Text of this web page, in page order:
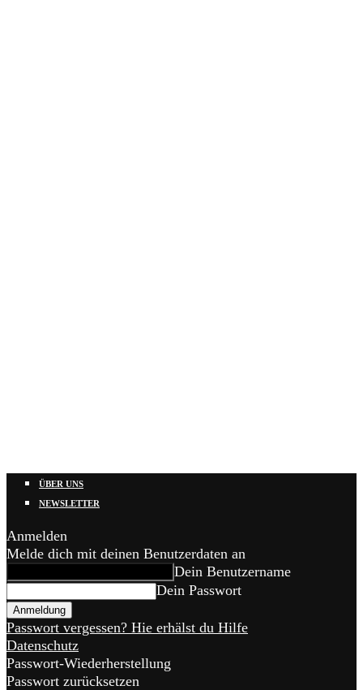
ÜBER UNS
NEWSLETTER
Anmelden
Melde dich mit deinen Benutzerdaten an
Dein Benutzername
Dein Passwort
Passwort vergessen? Hie erhälst du Hilfe
Datenschutz
Passwort-Wiederherstellung
Passwort zurücksetzen